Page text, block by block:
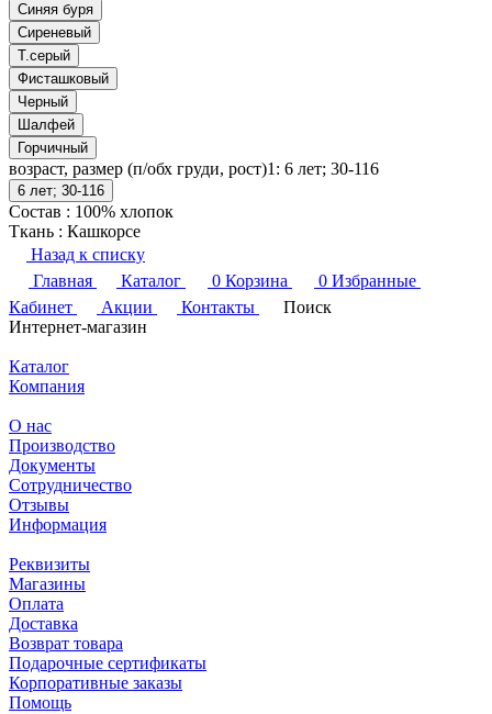
Синяя буря
Сиреневый
Т.серый
Фисташковый
Черный
Шалфей
Горчичный
возраст, размер (п/обх груди, рост)1: 6 лет; 30-116
6 лет; 30-116
Состав : 100% хлопок
Ткань : Кашкорсе
Назад к списку
Главная
Каталог 0 Корзина 0 Избранные
Кабинет
Акции Контакты
Поиск
Интернет-магазин
Каталог
Компания
О нас
Производство
Документы
Сотрудничество
Отзывы
Информация
Реквизиты
Магазины
Оплата
Доставка
Возврат товара
Подарочные сертификаты
Корпоративные заказы
Помощь